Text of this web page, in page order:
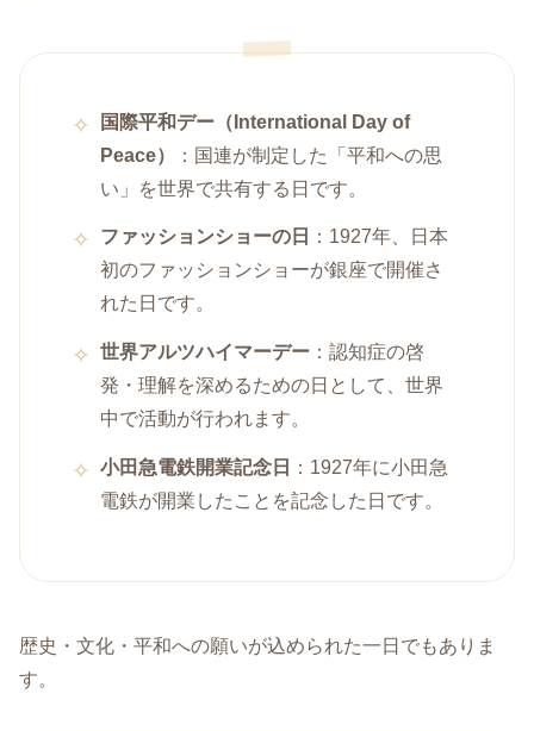
国際平和デー（International Day of
Peace）
：国連が制定した「平和への思
い」を世界で共有する日です。
ファッションショーの日
：1927年、日本
初のファッションショーが銀座で開催さ
れた日です。
世界アルツハイマーデー ：認知症の啓
発・理解を深めるための日として、世界
中で活動が行われます。
小田急電鉄開業記念日
：1927年に小田急
電鉄が開業したことを記念した日です。
歴史・文化・平和への願いが込められた一日でもありま
す。